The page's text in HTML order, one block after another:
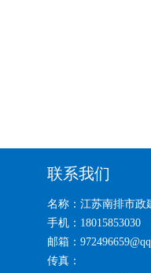
联系我们
名称：江苏南排市政
手机：18015853030
邮箱：
传真：